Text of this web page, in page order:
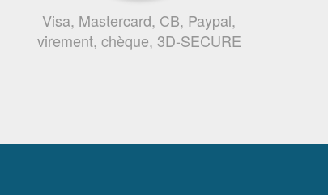
Visa, Mastercard, CB, Paypal,
virement, chèque, 3D-SECURE